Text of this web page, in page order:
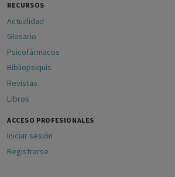
RECURSOS
Actualidad
Glosario
Psicofármacos
Bibliopsiquis
Revistas
Libros
ACCESO PROFESIONALES
Iniciar sesión
Registrarse